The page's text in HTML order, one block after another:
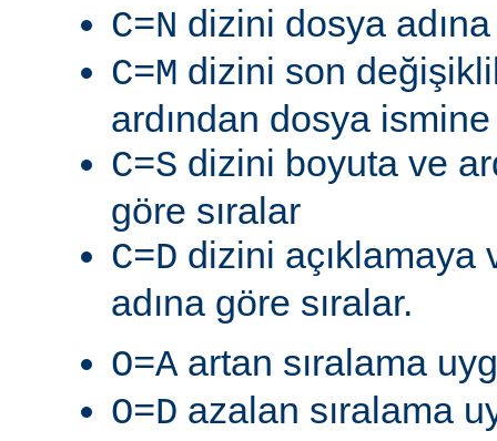
C=N dizini dosya
C=M dizini son
ardından dosya
C=S dizini boyuta ve
göre sıralar
C=D dizini açıklamaya
adına göre sıralar.
O=A artan sıralama
O=D azalan sıralama